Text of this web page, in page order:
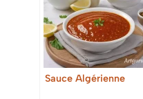
Sauce Algérienne